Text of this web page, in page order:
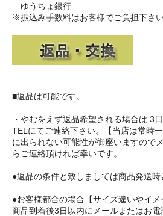
ゆうちょ銀行
※振込み手数料はお客様でご負担下さい
■返品は可能です。
・やむをえず返品希望される場合は 3
TELにてご連絡下さい。【当店は常時
に出られない可能性が御座いますので
らご連絡頂ければ幸いです。
●返品の条件と致しましては商品発送時
●お客様都合の場合【サイズ違いやイメ
商品到着後3日以内にメールまたはお